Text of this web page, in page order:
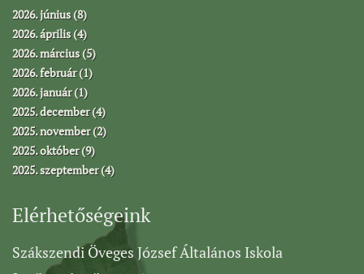
2026. június (8)
2026. április (4)
2026. március (5)
2026. február (1)
2026. január (1)
2025. december (4)
2025. november (2)
2025. október (9)
2025. szeptember (4)
Elérhetőségeink
Szákszendi Öveges József Általános Iskola